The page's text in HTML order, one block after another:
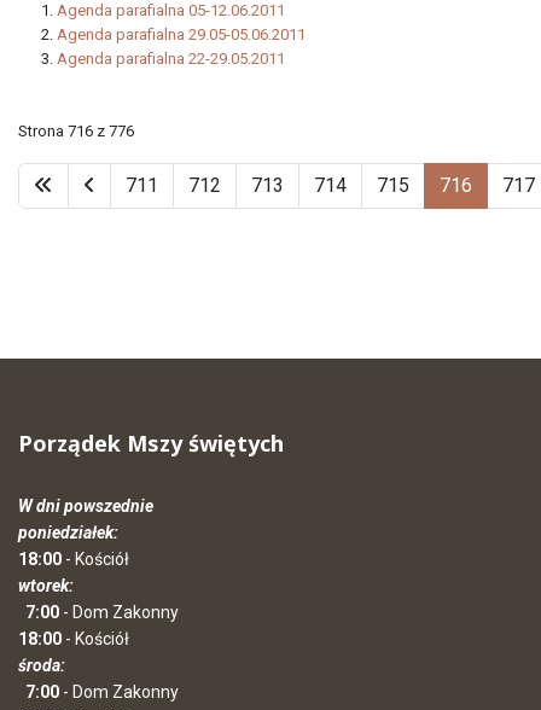
Agenda parafialna 05-12.06.2011
Agenda parafialna 29.05-05.06.2011
Agenda parafialna 22-29.05.2011
Strona 716 z 776
711 712 713 714 715 716 717
Porządek Mszy świętych
W dni powszednie
poniedziałek:
18:00 - Kościół
wtorek:
7:00 - Dom Zakonny
18:00 - Kościół
środa:
7:00 - Dom Zakonny